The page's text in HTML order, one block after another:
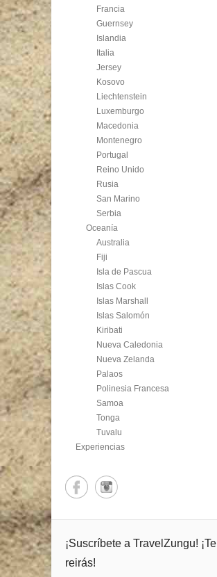
Francia
Guernsey
Islandia
Italia
Jersey
Kosovo
Liechtenstein
Luxemburgo
Macedonia
Montenegro
Portugal
Reino Unido
Rusia
San Marino
Serbia
Oceanía
Australia
Fiji
Isla de Pascua
Islas Cook
Islas Marshall
Islas Salomón
Kiribati
Nueva Caledonia
Nueva Zelanda
Palaos
Polinesia Francesa
Samoa
Tonga
Tuvalu
Experiencias
¡Suscríbete a TravelZungu! ¡Te
reirás!